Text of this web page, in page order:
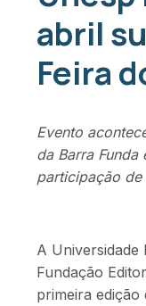
abril
Feira
Evento
da Barra Funda
participação
A Universidade
Fundação
primeira edição